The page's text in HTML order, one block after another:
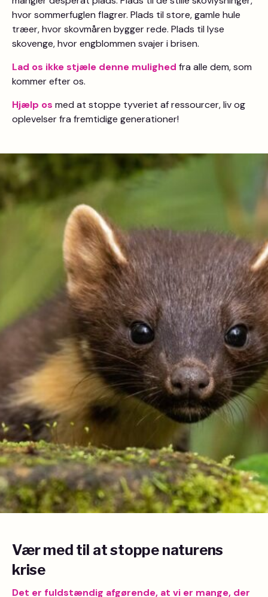
hvor sommerfuglen flagrer. Plads til store, gamle hule
træer, hvor skovmåren bygger rede. Plads til lyse
skovenge, hvor engblommen svajer i brisen.
Lad os ikke stjæle denne mulighed fra alle dem, som
kommer efter os.
Hjælp os med at stoppe tyveriet af ressourcer, liv og
oplevelser fra fremtidige generationer!
Vær med til at stoppe naturens
krise
Det er fuldstændig afgørende, at vi er mange, der